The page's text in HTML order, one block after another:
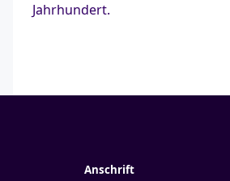
Jahrhundert.
Anschrift